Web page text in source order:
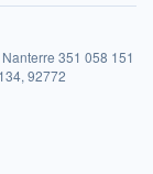
351 058 151
92772